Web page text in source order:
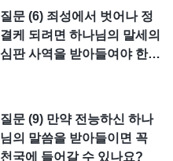
그럼 우리가 주님을 믿으면서
주님께 들림받는 일을 어떻게
기다려야 할지, 우리에게 구
체적으로 교통해 주세요.
질문 (6) 죄성에서 벗어나 정
결케 되려면 하나님의 말세의
심판 사역을 받아들여야 한다
심판하고 정결케 하십니까?
주님을 오래 믿으면서 사람이
죄짓지 않으면 얼마나 좋을까
질문 (9) 만약 전능하신 하나
님의 말씀을 받아들이면 꼭
천국에 들어갈 수 있나요?